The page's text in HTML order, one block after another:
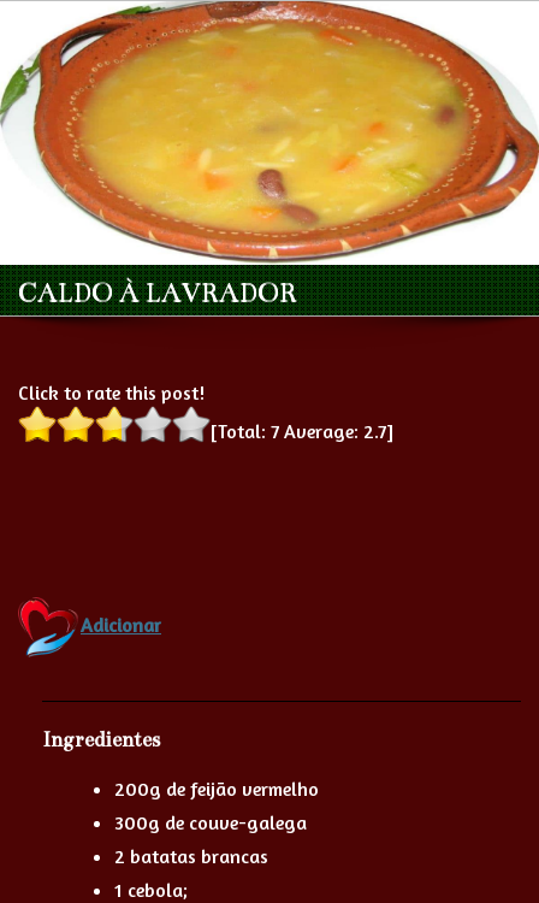
CALDO À LAVRADOR
Click to rate this post!
[Total: 7 Average: 2.7]
Adicionar
Ingredientes
200g de feijão vermelho
300g de couve-galega
2 batatas brancas
1 cebola;